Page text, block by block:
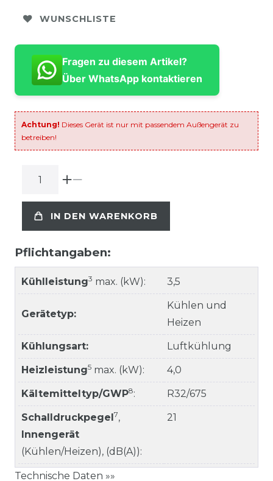
WUNSCHLISTE
Fragen zu diesem Artikel?
Über WhatsApp kontaktieren
Achtung! Dieses Gerät ist nur mit passendem Außengerät zu
betreiben!
IN DEN WARENKORB
Pflichtangaben:
Kühlleistung3 max. (kW): 3,5
Gerätetyp:
Kühlen und
Heizen
Kühlungsart: Luftkühlung
Heizleistung5 max. (kW): 4,0
Kältemitteltyp/GWP8: R32/675
Schalldruckpegel 7,
Innengerät
(Kühlen/Heizen), (dB(A)):
21
Technische Daten »»